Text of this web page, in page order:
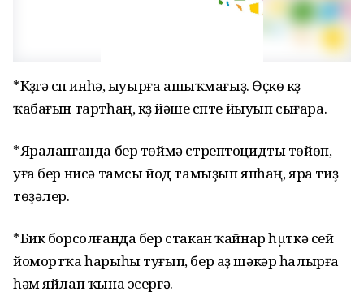
*Күҙгә сүп инһә, ыуырға ашыҡмағыҙ. Өҫкө күҙ
ҡабағын тартһаң, күҙ йәше сүпте йыуып сығара.
*Яраланғанда бер төймә стрептоцидты төйөп,
уға бер нисә тамсы йод тамыҙып япһаң, яра тиҙ
төҙәлер.
*Бик борсолғанда бер стакан ҡайнар һµткә сей
йомортҡа һарыһы туғып, бер аҙ шәкәр һалырға
һәм яйлап ҡына эсергә.